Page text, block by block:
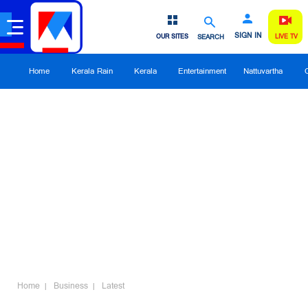
SEARCH SIGN IN
OUR SITES LIVE TV
Home Kerala Rain Kerala Entertainment Nattuvartha
Home Business Latest